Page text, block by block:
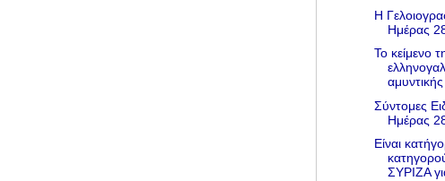
Η
Ημέρας
Το κείμενο
Σύντομες
Ημέρας
Είναι
ΣΥΡΙΖΑ